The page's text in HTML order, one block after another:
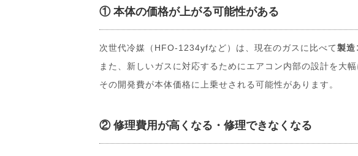
① 本体の価格が上がる可能性がある
次世代冷媒（HFO-1234yfなど）は、現在のガスに比べて製造
また、新しいガスに対応するためにエアコン内部の設計を大幅
その開発費が本体価格に上乗せされる可能性があります。
② 修理費用が高くなる・修理できなくなる